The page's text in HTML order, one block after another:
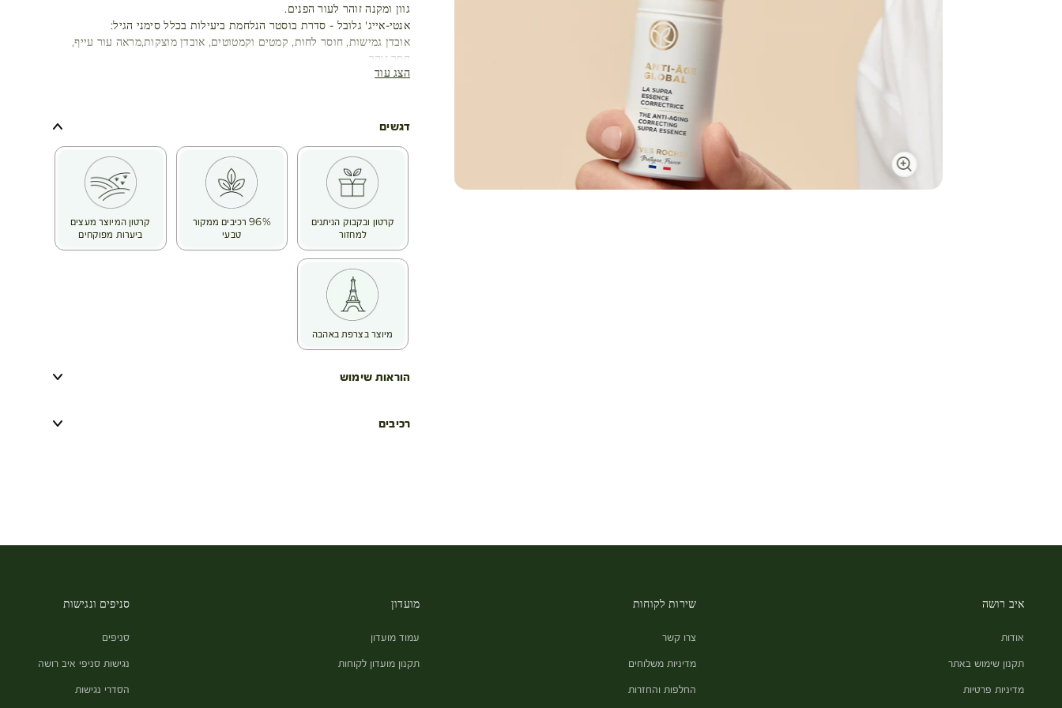
גוון ומקנה זוהר לעור הפנים.
אנטי-אייג' גלובל - סדרת בוסטר הנלחמת ביעילות בכלל סימני הגיל:
אובדן גמישות, חוסר לחות, קמטים וקמטוטים, אובדן מוצקות,מראה עור עייף,
חסר זוהר.
יום אחר יום: עומק הקמטים מופחת, העור אלסטי, מרקמו חלק, זוהר ואחיד יותר.
הצג עוד
דגשים
קרטון ובקבוק הניתנים
למחזור
96% רכיבים ממקור
טבעי
קרטון המיוצר מעצים
ביערות מפוקחים
מיוצר בצרפת באהבה
הוראות שימוש
רכיבים
איב רושה
אודות
תקנון שימוש באתר
מדיניות פרטיות
שירות לקוחות
צרו קשר
מדיניות משלוחים
החלפות והחזרות
מועדון
עמוד מועדון
תקנון מועדון לקוחות
סניפים ונגישות
סניפים
נגישות סניפי איב רושה
הסדרי נגישות